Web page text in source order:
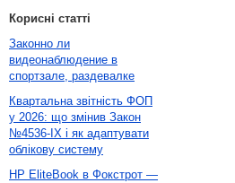
Корисні статті
Законно ли
видеонаблюдение в
спортзале, раздевалке
Квартальна звітність ФОП
у 2026: що змінив Закон
№4536-IX і як адаптувати
облікову систему
HP EliteBook в Фокстрот —